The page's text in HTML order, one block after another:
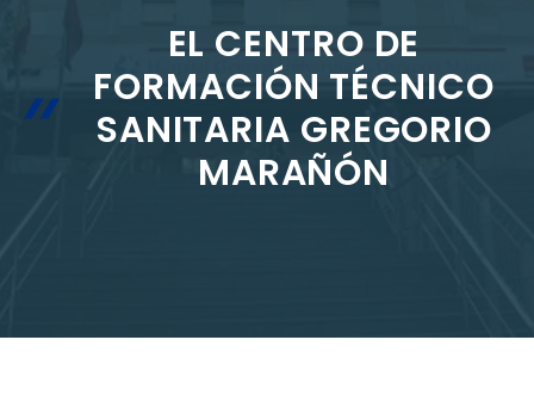
EL CENTRO DE
FORMACIÓN TÉCNICO
SANITARIA GREGORIO
MARAÑÓN